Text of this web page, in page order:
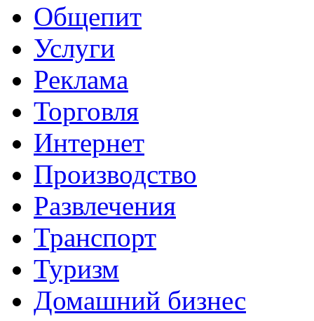
Общепит
Услуги
Реклама
Торговля
Интернет
Производство
Развлечения
Транспорт
Туризм
Домашний бизнес